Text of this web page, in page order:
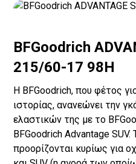
BFGoodrich
215/60-17 98H
Η BFGoodrich, που φέτος
ιστορίας, ανανεώνει την
ελαστικών της με το
BFGoodrich Advantage SUV.
προορίζονται κυρίως για